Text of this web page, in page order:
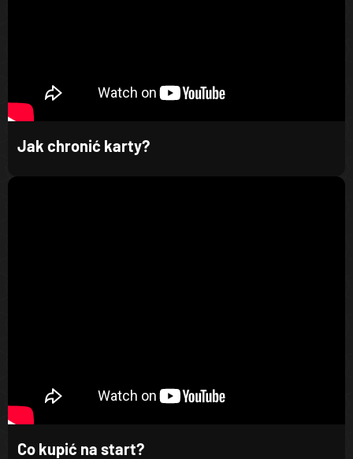
Jak chronić karty?
Co kupić na start?